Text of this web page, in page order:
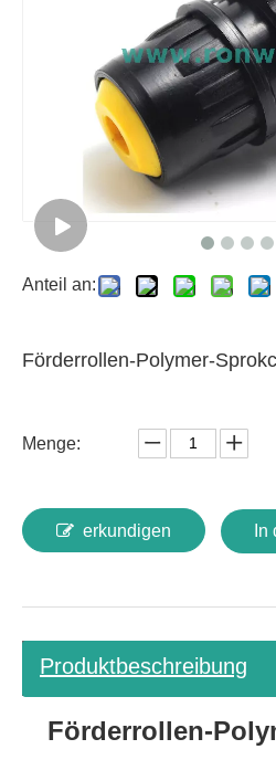
Anteil an:
Förderrollen-Polymer-
Menge:
erkundigen
Produktbeschreibung
Förderrollen-